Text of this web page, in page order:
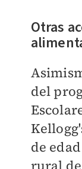
Otras
del
de